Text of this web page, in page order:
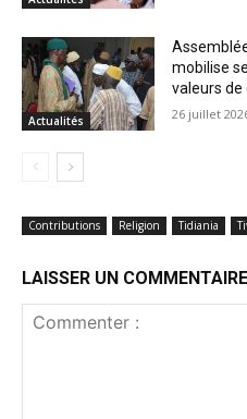
Actualités
mobilise
valeurs de
26 juillet
Contributions Religion Tidiania
LAISSER UN COMMENTAIRE